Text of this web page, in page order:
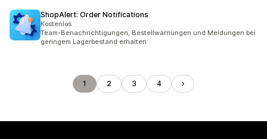
ShopAlert: Order Notifications
Kostenlos
Team-Benachrichtigungen, Bestellwarnungen und Meldungen bei
geringem Lagerbestand erhalten
1 2 3 4